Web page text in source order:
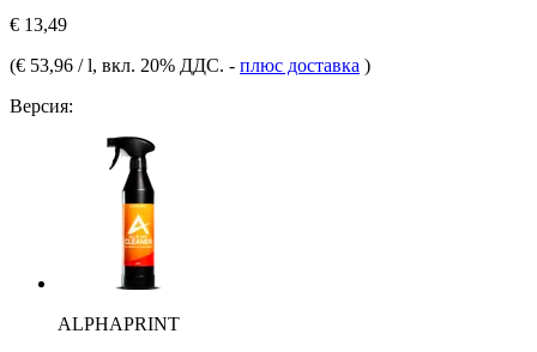
€ 13,49
(€ 53,96 / l, вкл. 20% ДДС. - плюс доставка )
Версия:
ALPHAPRINT